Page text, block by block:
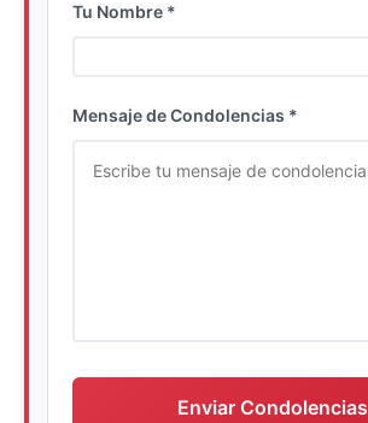
Tu Nombre *
Mensaje de Condolencias *
Enviar Condolencias